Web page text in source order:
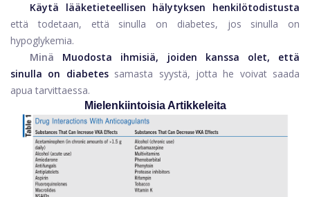
Käytä lääketieteellisen hälytyksen henkilötodistusta
että todetaan, että sinulla on diabetes, jos sinulla on
hypoglykemia.
Minä
Muodosta ihmisiä, joiden kanssa olet, että
sinulla on diabetes samasta syystä, jotta he voivat saada
apua tarvittaessa.
Mielenkiintoisia Artikkeleita